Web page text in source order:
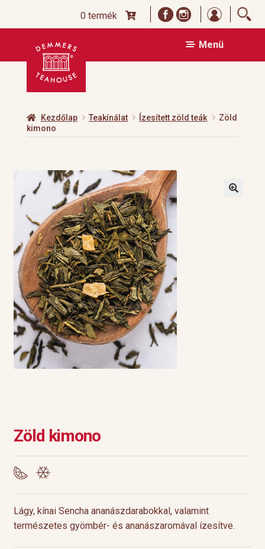
0 termék
Ugrás
navigációhoz
Kilépés
tartalomba
Menü
Kezdőlap Teakínálat Ízesített zöld teák
Zöld
kimono
Zöld kimono
Lágy, kínai Sencha ananászdarabokkal, valamint
természetes gyömbér- és ananászaromával ízesítve.